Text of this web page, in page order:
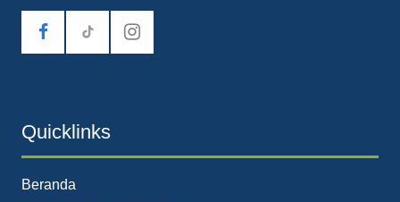
tiktok
Quicklinks
Beranda